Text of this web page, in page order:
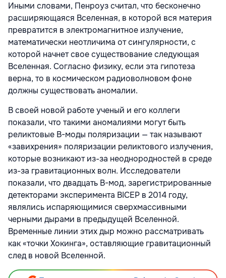
Иными словами, Пенроуз считал, что бесконечно
расширяющаяся Вселенная, в которой вся материя
превратится в электромагнитное излучение,
математически неотличима от сингулярности, с
которой начнет свое существование следующая
Вселенная. Согласно физику, если эта гипотеза
верна, то в космическом радиоволновом фоне
должны существовать аномалии.
В своей новой работе ученый и его коллеги
показали, что такими аномалиями могут быть
реликтовые В-моды поляризации — так называют
«завихрения» поляризации реликтового излучения,
которые возникают из-за неоднородностей в среде
из-за гравитационных волн. Исследователи
показали, что двадцать В-мод, зарегистрированные
детекторами эксперимента BICEP в 2014 году,
являлись испаряющимися сверхмассивными
черными дырами в предыдущей Вселенной.
Временные линии этих дыр можно рассматривать
как «точки Хокинга», оставляющие гравитационный
след в новой Вселенной.